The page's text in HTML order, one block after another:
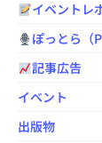
イベントレ
ぽっとら（
記事広告
イベント
出版物